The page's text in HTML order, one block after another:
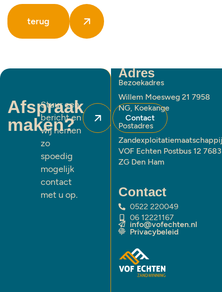
terug
Afspraak
maken?
Stuur een
bericht en
wij nemen
zo
spoedig
mogelijk
contact
met u op.
Contact
Adres
Bezoekadres
Willem Moesweg 21 7958
NG, Koekange
Postadres
VOF Echten Postbus 12 7683
ZG Den Ham
Contact
0522 220049
06 12221167
info@vofechten.nl
Privacybeleid